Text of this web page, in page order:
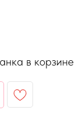
в корзине